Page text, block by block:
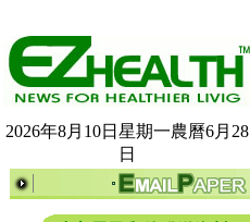
2026年8月10日星期一農曆6月28
日